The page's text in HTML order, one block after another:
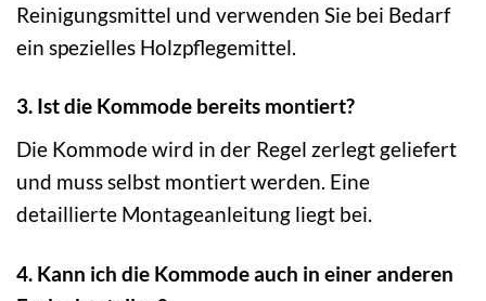
Reinigungsmittel und verwenden Sie bei Bedarf
ein spezielles Holzpflegemittel.
3. Ist die Kommode bereits montiert?
Die Kommode wird in der Regel zerlegt geliefert
und muss selbst montiert werden. Eine
detaillierte Montageanleitung liegt bei.
4. Kann ich die Kommode auch in einer anderen